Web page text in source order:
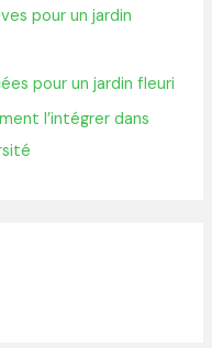
pour un jardin
pour un jardin fleuri
l’intégrer dans